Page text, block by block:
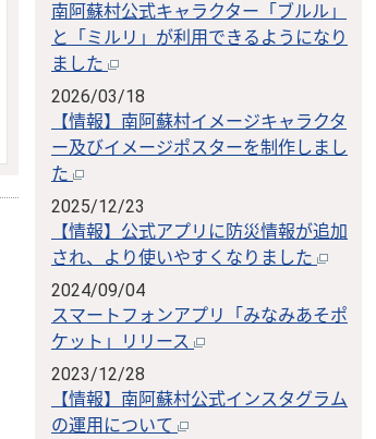
南阿蘇村公式キャラクター「ブルル」
と「ミルリ」が利用できるようになり
ました
2026/03/18
【情報】南阿蘇村イメージキャラクタ
ー及びイメージポスターを制作しまし
た
2025/12/23
【情報】公式アプリに防災情報が追加
され、より使いやすくなりました
2024/09/04
スマートフォンアプリ「みなみあそポ
ケット」リリース
2023/12/28
【情報】南阿蘇村公式インスタグラム
の運用について